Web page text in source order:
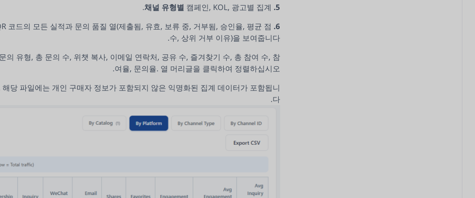
5. 채널 유형별
캠페인, KOL, 광고별 집계.
6. 채널 ID 기준
코드의 모든 실적과 문의 품질 열(제출됨, 유효, 보류 중, 거부됨, 승인율, 평균 점
수, 상위 거부 이유)을 보여줍니다.
의 유형, 총 문의 수, 위챗 복사, 이메일 연락처, 공유 수, 즐겨찾기 수, 총 참여 수, 참
여율, 문의율. 열 머리글을 클릭하여 정렬하십시오.
당 파일에는 개인 구매자 정보가 포함되지 않은 익명화된 집계 데이터가 포함됩니
다.